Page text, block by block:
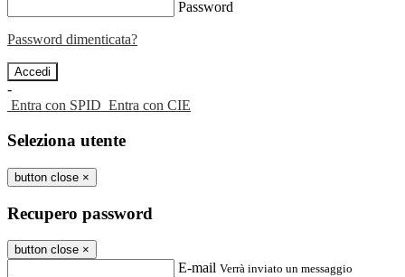
Password
Password dimenticata?
-
Entra con SPID Entra con CIE
Seleziona utente
button close ×
Recupero password
button close ×
E-mail Verrà inviato un messaggio